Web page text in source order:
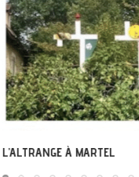
VERT : EXPO «